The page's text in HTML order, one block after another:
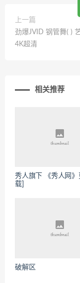
上一篇
劲爆JVID 钢管舞( )
4K超清
相关推荐
秀人旗下 《秀人网》
载]
破解区